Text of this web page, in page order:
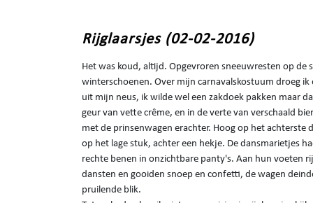
Rijglaarsjes (02-02-2016)
Het was koud, altijd. Opgevroren sneeuwresten op
winterschoenen. Over mijn carnavalskostuum droeg
uit mijn neus, ik wilde wel een zakdoek pakken maar
geur van vette crême, en in de verte van verschaald
met de prinsenwagen erachter. Hoog op het achterste
op het lage stuk, achter een hekje. De dansmarietjes
rechte benen in onzichtbare panty's. Aan hun voeten
dansten en gooiden snoep en confetti, de wagen
pruilende blik.